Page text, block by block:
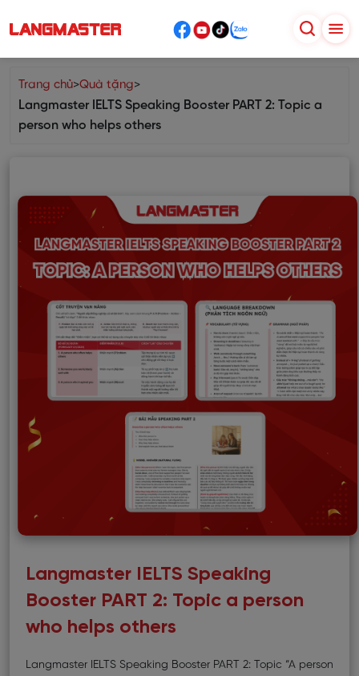
Trang chủ>Quà tặng>
Langmaster IELTS Speaking Booster PART 2: Topic a
person who helps others
Langmaster IELTS Speaking
Booster PART 2: Topic a person
who helps others
Langmaster IELTS Speaking Booster PART 2: Topic “A person